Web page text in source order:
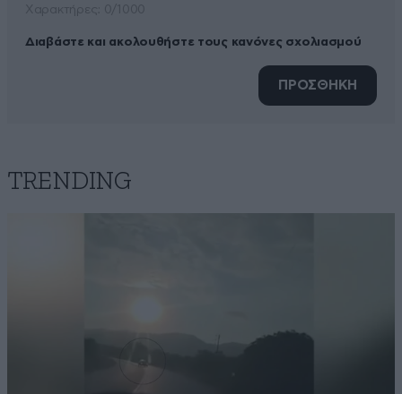
Διαβάστε και ακολουθήστε τους κανόνες σχολιασμού
ΠΡΟΣΘΗΚΗ
TRENDING